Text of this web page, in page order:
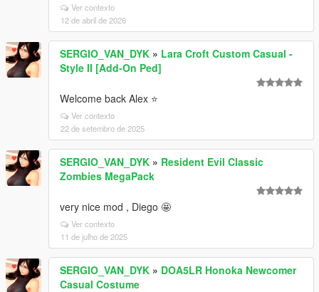
Ver contexto
12 de abril de 2026
SERGIO_VAN_DYK » Lara Croft Custom Casual -
Style II [Add-On Ped]
Welcome back Alex ⭐
Ver contexto
22 de setembro de 2025
SERGIO_VAN_DYK » Resident Evil Classic
Zombies MegaPack
very nice mod , Diego 🤩
Ver contexto
11 de julho de 2025
SERGIO_VAN_DYK » DOA5LR Honoka Newcomer
Casual Costume